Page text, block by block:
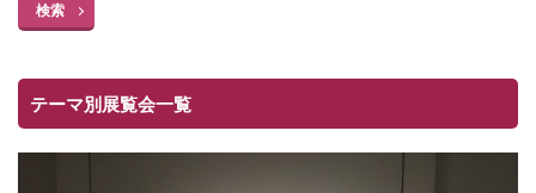
検索
テーマ別展覧会一覧